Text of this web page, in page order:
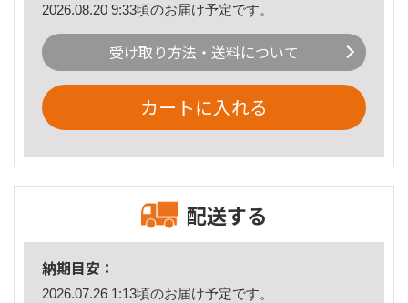
2026.08.20 9:33頃のお届け予定です。
受け取り方法・送料について
カートに入れる
配送する
納期目安：
2026.07.26 1:13頃のお届け予定です。